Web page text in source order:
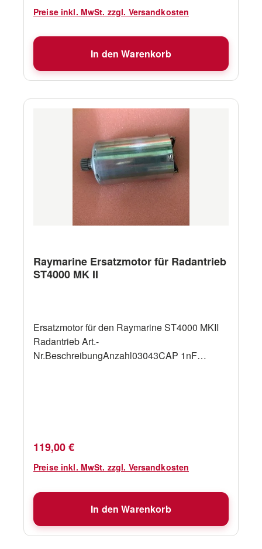
Preise inkl. MwSt. zzgl. Versandkosten
In den Warenkorb
Raymarine Ersatzmotor für Radantrieb
ST4000 MK II
Ersatzmotor für den Raymarine ST4000 MKII
Radantrieb Art.-
Nr.BeschreibungAnzahl03043CAP 1nF
CARTON14455750.8X50.8 THERMAL
TRANSFER11013847MABUCHI MOTOR 10V
Regulärer Preis:
119,00 €
Preise inkl. MwSt. zzgl. Versandkosten
In den Warenkorb